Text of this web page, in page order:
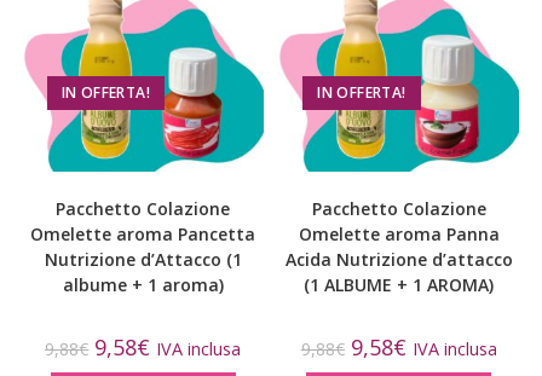
IN OFFERTA!
Pacchetto Colazione
Omelette aroma Pancetta
Nutrizione d’Attacco (1
albume + 1 aroma)
9,88€ 9,58€ IVA inclusa
IN OFFERTA!
Pacchetto Colazione
Omelette aroma Panna
Acida Nutrizione d’attacco
(1 ALBUME + 1 AROMA)
9,88€ 9,58€ IVA inclusa